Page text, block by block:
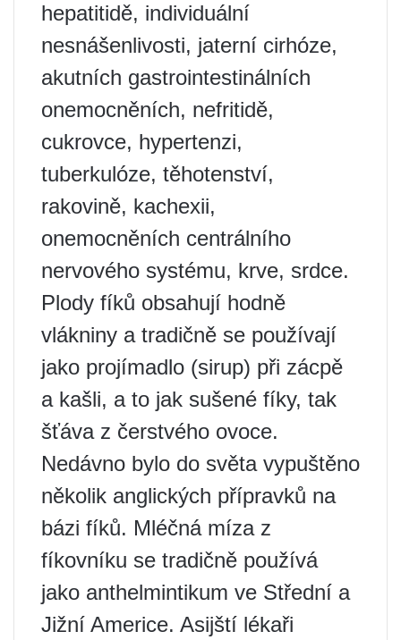
hepatitidě, individuální
nesnášenlivosti, jaterní cirhóze,
akutních gastrointestinálních
onemocněních, nefritidě,
cukrovce, hypertenzi,
tuberkulóze, těhotenství,
rakovině, kachexii,
onemocněních centrálního
nervového systému, krve, srdce.
Plody fíků obsahují hodně
vlákniny a tradičně se používají
jako projímadlo (sirup) při zácpě
a kašli, a to jak sušené fíky, tak
šťáva z čerstvého ovoce.
Nedávno bylo do světa vypuštěno
několik anglických přípravků na
bázi fíků. Mléčná míza z
fíkovníku se tradičně používá
jako anthelmintikum ve Střední a
Jižní Americe. Asijští lékaři